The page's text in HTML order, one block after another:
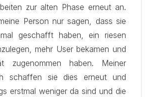
zur alten Phase erneut an.
Person nur sagen, dass sie
geschafft haben, ein riesen
mehr User bekamen und
zugenommen haben. Meiner
schaffen sie dies erneut und
erstmal weniger da sind und die